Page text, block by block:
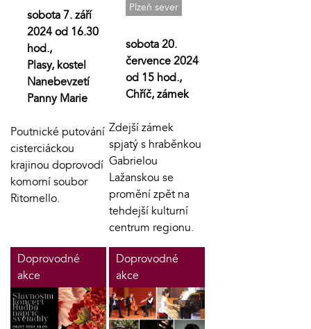
sobota 7. září
2024 od 16.30
hod.,
Plasy, kostel
Nanebevzetí
Panny Marie
Poutnické putování
cisterciáckou
krajinou doprovodí
komorní soubor
Ritornello.
Plzeň sever
sobota 20.
července 2024
od 15 hod.,
Chříč, zámek
Zdejší zámek
spjatý s hraběnkou
Gabrielou
Lažanskou se
promění zpět na
tehdejší kulturní
centrum regionu.
Doprovodné
akce
Doprovodné
akce